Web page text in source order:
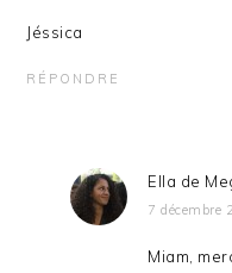
Jéssica
RÉPONDRE
Ella de
7 décembre
Miam,